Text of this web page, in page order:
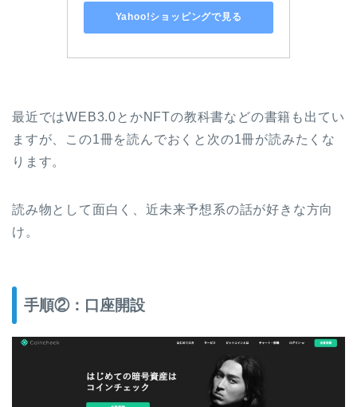
Yahoo!ショッピングで見る
最近ではWEB3.0とかNFTの教科書などの書籍も出てい
ますが、この1冊を読んでおくと次の1冊が読みたくな
ります。
読み物として面白く、近未来予想系の話が好きな方向
け。
手順②：口座開設